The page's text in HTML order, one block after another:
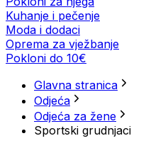
Kuhanje i pečenje
Moda i dodaci
Oprema za vježbanje
Pokloni do 10€
Glavna stranica
Odjeća
Odjeća za žene
Sportski grudnjaci